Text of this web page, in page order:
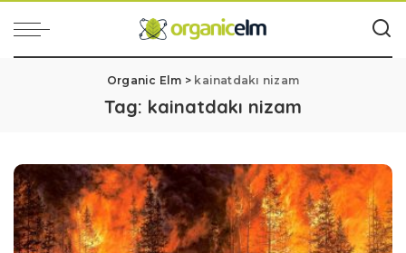
Organic Elm > kainatdakı nizam
Tag: kainatdakı nizam